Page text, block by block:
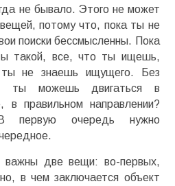
не бывало. Этого не может
потому что, пока ты не
поиски бессмысленны. Пока
такой, все, что ты ищешь,
не знаешь ищущего. Без
ты можешь двигаться в
в правильном направлении?
первую очередь нужно
важны две вещи: во-первых,
в чем заключается объект